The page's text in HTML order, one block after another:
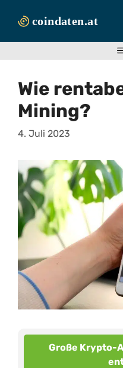
Inhalt
Wie
Mining?
4. Juli 2023
Große Krypto-